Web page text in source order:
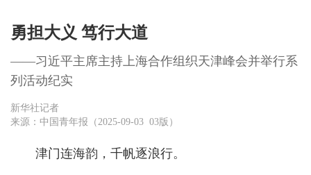
勇担大义 笃行大道
——习近平主席主持上海合作组织天津峰会并举行系
列活动纪实
新华社记者
来源：中国青年报（2025-09-03 03版）
津门连海韵，千帆逐浪行。